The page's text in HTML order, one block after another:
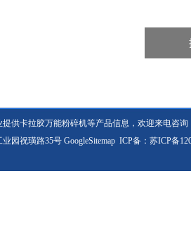
供卡拉胶万能粉碎机等产品信息，欢迎来电咨询
园祝璜路35号 GoogleSitemap ICP备： 苏ICP备